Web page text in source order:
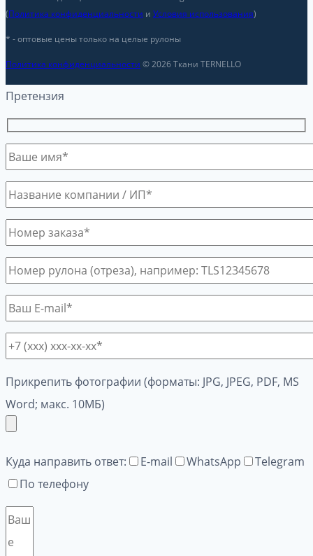
(Политика конфиденциальности и Условия использования)
* - оптовые цены только на целые рулоны
Политика конфиденциальности © 2026 Ткани TERNELLO
Претензия
Прикрепить фотографии (форматы: JPG, JPEG, PDF, MS
Word; макс. 10МБ)
Куда направить ответ: E-mail WhatsApp
Telegram
По телефону